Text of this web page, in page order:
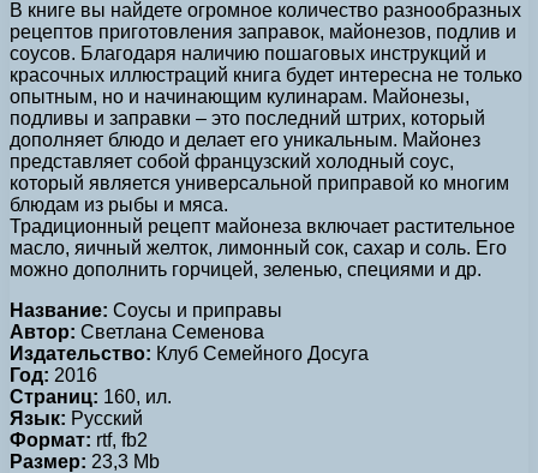
В книге вы найдете огромное количество разнообразных
рецептов приготовления заправок, майонезов, подлив и
соусов. Благодаря наличию пошаговых инструкций и
красочных иллюстраций книга будет интересна не только
опытным, но и начинающим кулинарам. Майонезы,
подливы и заправки – это последний штрих, который
дополняет блюдо и делает его уникальным. Майонез
представляет собой французский холодный соус,
который является универсальной приправой ко многим
блюдам из рыбы и мяса.
Традиционный рецепт майонеза включает растительное
масло, яичный желток, лимонный сок, сахар и соль. Его
можно дополнить горчицей, зеленью, специями и др.
Название: Соусы и приправы
Автор: Светлана Семенова
Издательство: Клуб Семейного Досуга
Год: 2016
Страниц: 160, ил.
Язык: Русский
Формат: rtf, fb2
Размер: 23,3 Mb